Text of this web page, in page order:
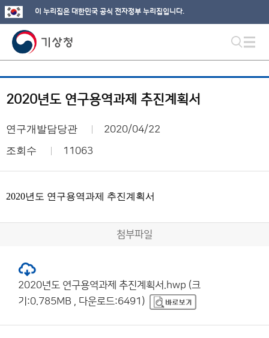
이 누리집은 대한민국 공식 전자정부 누리집입니다.
2020년도 연구용역과제 추진계획서
연구개발담당관 2020/04/22
조회수 11063
2020년도 연구용역과제 추진계획서
첨부파일
2020년도 연구용역과제 추진계획서.hwp (크
기:0.785MB , 다운로드:6491)